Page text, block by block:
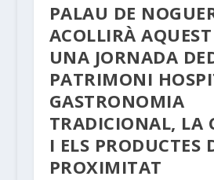
PALAU DE
ACOLLIRÀ
UNA JORNADA
PATRIMONI
GASTRONOMIA
TRADICIONAL, LA
I ELS PRODUCTES
PROXIMITAT